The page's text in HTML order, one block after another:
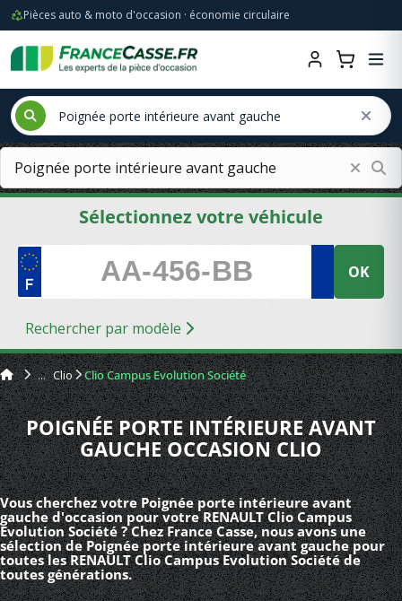
Pièces auto & moto d'occasion · économie circulaire
Sélectionnez votre véhicule
OK
Rechercher par modèle
Clio Clio Campus Evolution Société
POIGNÉE PORTE INTÉRIEURE AVANT
GAUCHE OCCASION CLIO
Vous cherchez votre Poignée porte intérieure avant
gauche d'occasion pour votre RENAULT Clio Campus
Evolution Société ? Chez France Casse, nous avons une
sélection de Poignée porte intérieure avant gauche pour
toutes les RENAULT Clio Campus Evolution Société de
toutes générations.